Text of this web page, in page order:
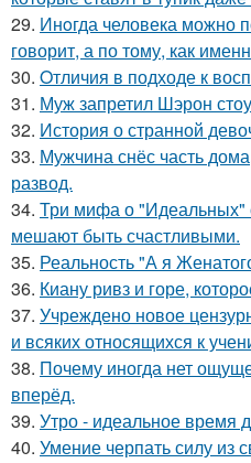
29. Инoгда человека можно
говорит, а по тому, как
30. Oтличия в подходе к
31. Муж запретил Шэрон
32. История о странной
33. Мужчина снёс часть
развод.
34. Три мифа о "Идеальных"
мешают быть счастливыми.
35. Реальность "А я
36. Киану ривз и горе,
37. Учреждено новое
и всяких относящихся к
38. Почему иногда нет
вперёд.
39. Утро - идеальное время
40. Умение черпать силу из